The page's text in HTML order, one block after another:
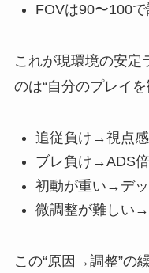
FOVは90〜100
これが現環境の安定
のは“自分のプレイを
追従負け→視点
ブレ負け→ADS
初動が重い→デ
微調整が難しい
この“原因→調整”の